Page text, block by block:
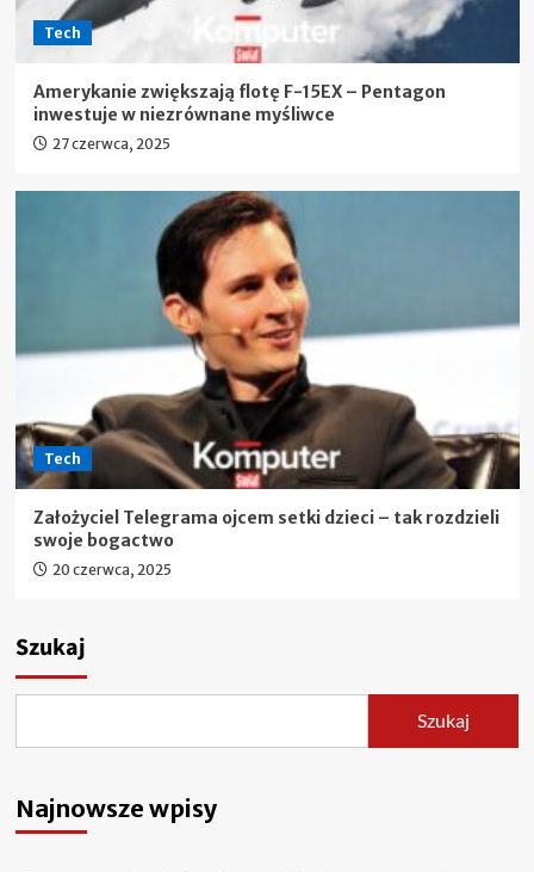
Tech
Amerykanie zwiększają flotę F-15EX – Pentagon
inwestuje w niezrównane myśliwce
27 czerwca, 2025
Tech
Założyciel Telegrama ojcem setki dzieci – tak rozdzieli
swoje bogactwo
20 czerwca, 2025
Szukaj
Szukaj
Najnowsze wpisy